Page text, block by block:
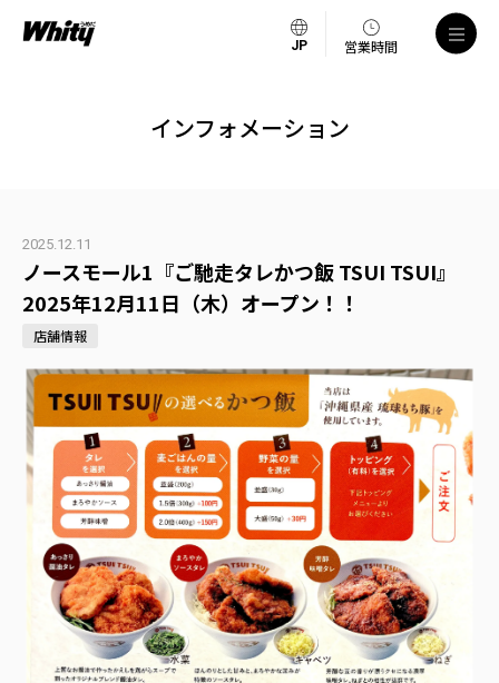
営業時間
インフォメーション
2025.12.11
ノースモール1『ご馳走タレかつ飯 TSUI TSUI』
2025年12月11日（木）オープン！！
店舗情報